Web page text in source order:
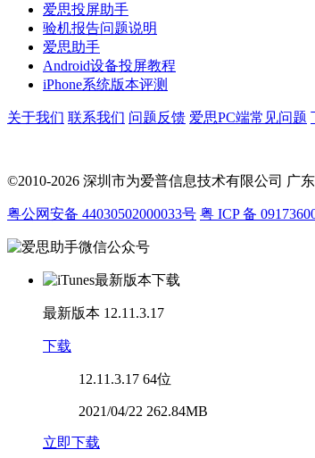
爱思投屏助手
验机报告问题说明
爱思助手
Android设备投屏教程
iPhone系统版本评测
关于我们 联系我们 问题反馈 爱思PC端常见问题
©2010-2026 深圳市为爱普信息技术有限公司 广
粤公网安备 44030502000033号 粤 ICP 备
最新版本 12.11.3.17
下载
12.11.3.17 64位
2021/04/22 262.84MB
立即下载